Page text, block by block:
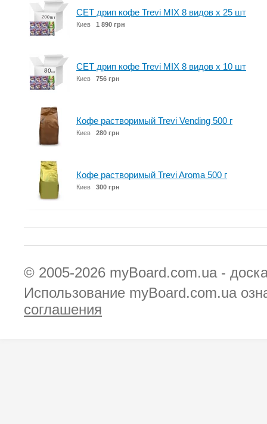
СЕТ дрип кофе Trevi MIX 8 видов x 25 шт
Киев 1 890 грн
СЕТ дрип кофе Trevi MIX 8 видов x 10 шт
Киев 756 грн
Кофе растворимый Trevi Vending 500 г
Киев 280 грн
Кофе растворимый Trevi Aroma 500 г
Киев 300 грн
© 2005-2026 myBoard.com.ua -
Использование myBoard.com.ua
соглашения